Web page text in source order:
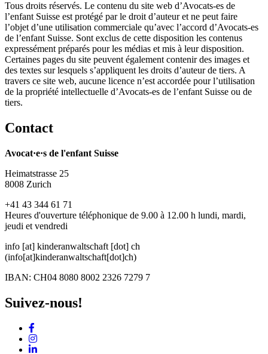
Tous droits réservés. Le contenu du site web d’Avocats-es de
l’enfant Suisse est protégé par le droit d’auteur et ne peut faire
l’objet d’une utilisation commerciale qu’avec l’accord d’Avocats-es
de l’enfant Suisse. Sont exclus de cette disposition les contenus
expressément préparés pour les médias et mis à leur disposition.
Certaines pages du site peuvent également contenir des images et
des textes sur lesquels s’appliquent les droits d’auteur de tiers. A
travers ce site web, aucune licence n’est accordée pour l’utilisation
de la propriété intellectuelle d’Avocats-es de l’enfant Suisse ou de
tiers.
Contact
Avocat·e·s de l'enfant Suisse
Heimatstrasse 25
8008 Zurich
+41 43 344 61 71
Heures d'ouverture téléphonique de 9.00 à 12.00 h lundi, mardi,
jeudi et vendredi
info [at] kinderanwaltschaft [dot] ch
(info[at]kinderanwaltschaft[dot]ch)
IBAN: CH04 8080 8002 2326 7279 7
Suivez-nous!